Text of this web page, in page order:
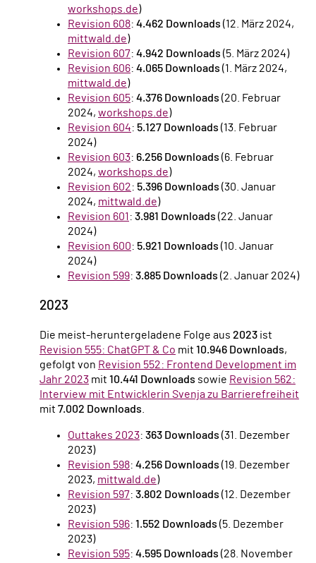
workshops.de)
Revision 608: 4.462 Downloads (12. März 2024,
mittwald.de)
Revision 607: 4.942 Downloads (5. März 2024)
Revision 606: 4.065 Downloads (1. März 2024,
mittwald.de)
Revision 605: 4.376 Downloads (20. Februar
2024, workshops.de)
Revision 604: 5.127 Downloads (13. Februar
2024)
Revision 603: 6.256 Downloads (6. Februar
2024, workshops.de)
Revision 602: 5.396 Downloads (30. Januar
2024, mittwald.de)
Revision 601 : 3.981 Downloads (22. Januar
2024)
Revision 600: 5.921 Downloads (10. Januar
2024)
Revision 599: 3.885 Downloads (2. Januar 2024)
2023
Die meist-heruntergeladene Folge aus 2023 ist
Revision 555: ChatGPT & Co mit 10.946 Downloads,
gefolgt von Revision 552: Frontend Development im
Jahr 2023 mit 10.441 Downloads sowie Revision 562:
Interview mit Entwicklerin Svenja zu Barrierefreiheit
mit 7.002 Downloads
Outtakes 2023: 363 Downloads (31. Dezember
2023)
Revision 598: 4.256 Downloads (19. Dezember
2023, mittwald.de)
Revision 597: 3.802 Downloads (12. Dezember
2023)
Revision 596: 1.552 Downloads (5. Dezember
2023)
Revision 595: 4.595 Downloads (28. November